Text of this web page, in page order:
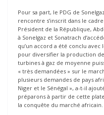
Pour sa part, le PDG de
rencontre s’inscrit dans le
Président de la République,
à Sonelgaz et Sonatrach
qu’un accord a été conclu
pour diversifier la production
turbines à gaz de moyenne
« très demandées » sur le
plusieurs demandes de pays
Niger et le Sénégal », a-t-il
préparons à partir de cette
la conquête du marché africain.